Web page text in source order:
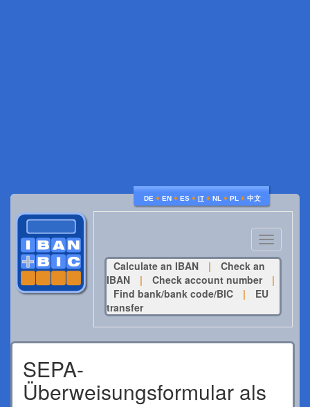
DE ♦ EN ♦ ES ♦ IT ♦ NL ♦ PL ♦ 中文
Toggle
navigation
Calculate an IBAN
|
Check an
IBAN
| Check account number
|
Find bank/bank code/BIC
|
EU
transfer
SEPA-
Überweisungsformular als